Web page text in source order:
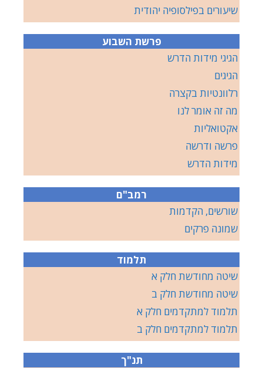
שיעורים בפילסופיה יהודית
פרשת השבוע
הגיגי מידות הדרש
הגיגים
רלוונטיות בקצרה
מה זה אומר לנו
אקטואליות
פרשה ודרשה
מידות הדרש
רמב"ם
שורשים, הקדמות
שמונה פרקים
תלמוד
שיטה מחודשת חלק א
שיטה מחודשת חלק ב
תלמוד למתקדמים חלק א
תלמוד למתקדמים חלק ב
תנ"ך